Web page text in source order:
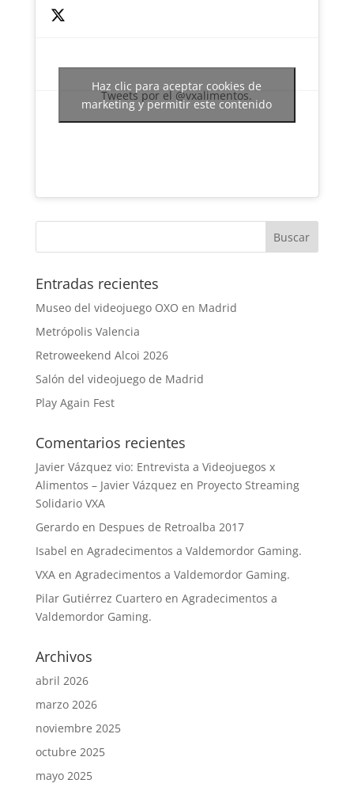
Tweets por el @vxalimentos.
Haz clic para aceptar cookies de
marketing y permitir este contenido
Entradas recientes
Museo del videojuego OXO en Madrid
Metrópolis Valencia
Retroweekend Alcoi 2026
Salón del videojuego de Madrid
Play Again Fest
Comentarios recientes
Javier Vázquez vio: Entrevista a Videojuegos x
Alimentos – Javier Vázquez en Proyecto Streaming
Solidario VXA
Gerardoen Despues de Retroalba 2017
Isabel en Agradecimentos a Valdemordor Gaming.
VXAen Agradecimentos a Valdemordor Gaming.
Pilar Gutiérrez Cuarteroen Agradecimentos a
Valdemordor Gaming.
Archivos
abril 2026
marzo 2026
noviembre 2025
octubre 2025
mayo 2025